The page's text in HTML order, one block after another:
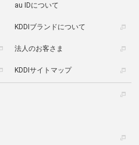
au IDについて
KDDIブランドについて
法人のお客さま
KDDIサイトマップ